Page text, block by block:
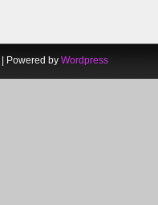
| Powered by Wordpress